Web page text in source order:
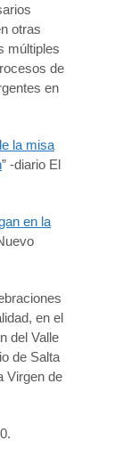
otras
múltiples
de
en
la misa
” -diario El
en la
en el
del Valle
de Salta
Virgen de